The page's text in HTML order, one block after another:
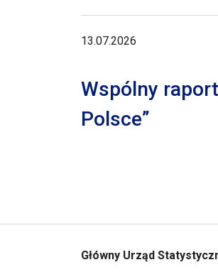
13.07.2026
Wspólny
Polsce”
Główny Urząd